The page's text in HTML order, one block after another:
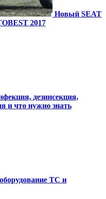
Новый SEAT
2017
дезинсекция,
и что нужно знать
ТС и